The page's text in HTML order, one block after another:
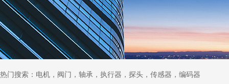
热门搜索：电机，阀门，轴承，执行器，探头，传感器，编码器